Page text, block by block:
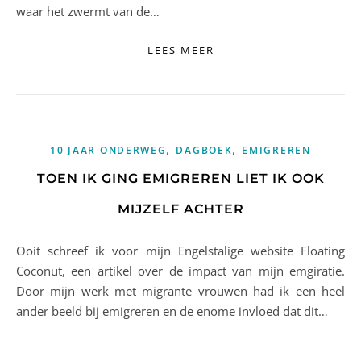
waar het zwermt van de…
LEES MEER
10 JAAR ONDERWEG, DAGBOEK, EMIGREREN
TOEN IK GING EMIGREREN LIET IK OOK
MIJZELF ACHTER
Ooit schreef ik voor mijn Engelstalige website Floating
Coconut, een artikel over de impact van mijn emgiratie.
Door mijn werk met migrante vrouwen had ik een heel
ander beeld bij emigreren en de enome invloed dat dit…